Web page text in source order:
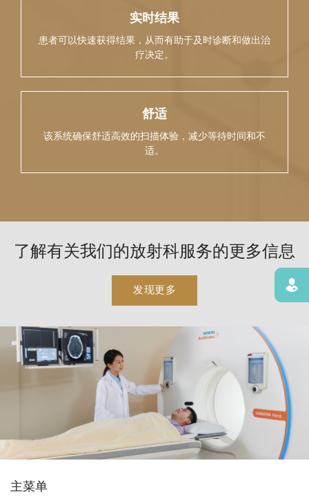
实时结果
患者可以快速获得结果，从而有助于及时诊断和做出治
疗决定。
舒适
该系统确保舒适高效的扫描体验，减少等待时间和不
适。
了解有关我们的放射科服务的更多信息
发现更多
主菜单
寻找